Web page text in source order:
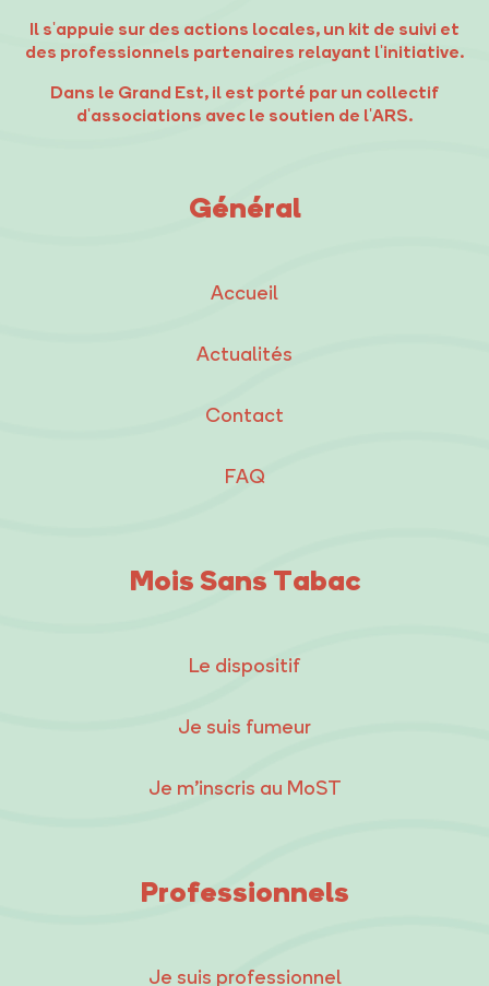
Il s'appuie sur des actions locales, un kit de suivi et
des professionnels partenaires relayant l'initiative.
Dans le Grand Est, il est porté par un collectif
d'associations avec le soutien de l'ARS.
Général
Accueil
Actualités
Contact
FAQ
Mois Sans Tabac
Le dispositif
Je suis fumeur
Je m’inscris au MoST
Professionnels
Je suis professionnel